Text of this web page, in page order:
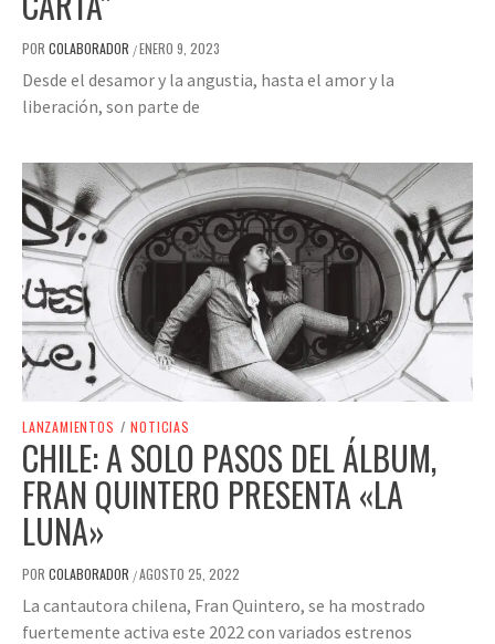
POR COLABORADOR /ENERO 9, 2023
Desde el desamor y la angustia, hasta el amor y la
liberación, son parte de
LANZAMIENTOS / NOTICIAS
CHILE: A SOLO PASOS DEL ÁLBUM,
FRAN QUINTERO PRESENTA «LA
LUNA»
POR COLABORADOR /AGOSTO 25, 2022
La cantautora chilena, Fran Quintero, se ha mostrado
fuertemente activa este 2022 con variados estrenos